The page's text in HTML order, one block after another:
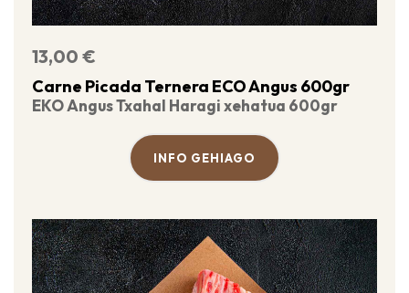
13,00 €
Carne Picada Ternera ECO Angus 600gr
EKO Angus Txahal Haragi xehatua 600gr
INFO GEHIAGO